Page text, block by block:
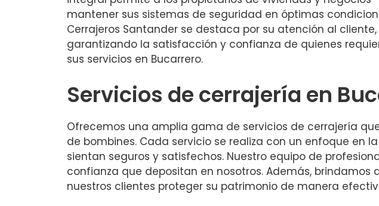
mantener sus sistemas de seguridad en óptimas
Cerrajeros Santander se destaca por su atención al cliente,
garantizando la satisfacción y confianza de quienes
sus servicios en Bucarrero.
Servicios de cerrajería en
Ofrecemos una amplia gama de servicios de cerrajería
de bombines. Cada servicio se realiza con un enfoque en
sientan seguros y satisfechos. Nuestro equipo de
confianza que depositan en nosotros. Además,
nuestros clientes proteger su patrimonio de manera